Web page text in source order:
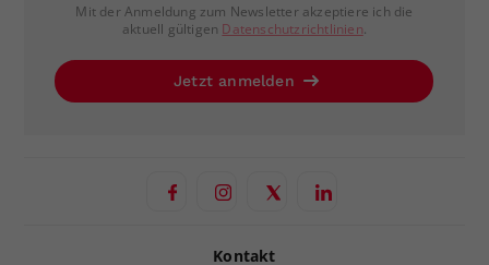
Mit der Anmeldung zum Newsletter akzeptiere ich die
aktuell gültigen Datenschutzrichtlinien.
Jetzt anmelden
Kontakt